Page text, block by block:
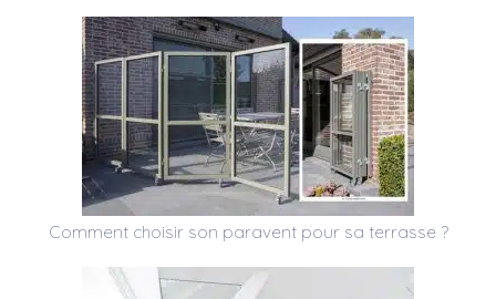
Comment choisir son paravent pour sa terrasse ?